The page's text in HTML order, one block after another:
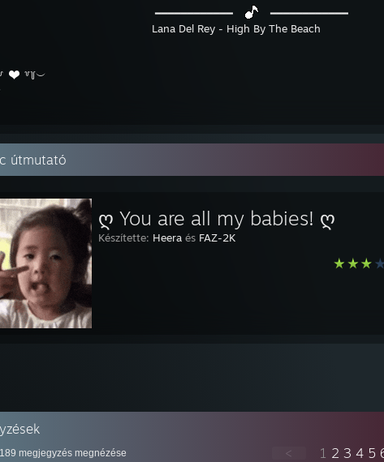
⠀⠀⠀⠀━━━━━━━━━━━━⠀
⠀━━━━━━━━━━━━
Lana Del Rey - High By The Beach
꒷꒦︶
útmutató
ღ You are all my babies! ღ
Készítette: Heera és FAZ-2K
189 megjegyzés megnézése < 1 2 3 4 5